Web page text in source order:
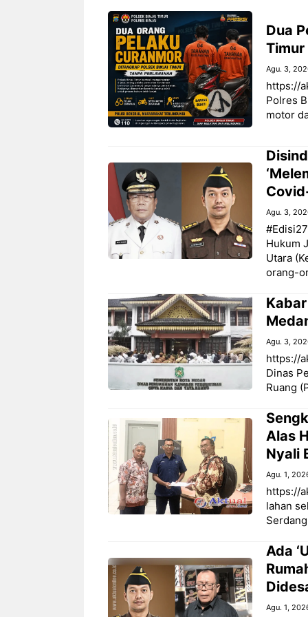
Dua
Timur
Agu. 3,
https://
Polres
motor
Agu. 3,
Hukum
Utara
orang-
Agu. 3,
https://
Dinas
Ruang
Alas
Nyali
Agu. 1,
https://
lahan
Ada
Agu. 1,